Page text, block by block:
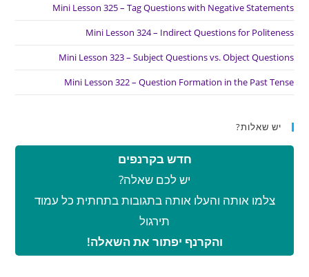
Mini Lesson 325 – Tag Questions with Negative Statements
Mini Lesson 324 – Indirect Questions for Politeness
Mini Lesson 323 – Subject Questions vs. Object Questions
Mini Lesson 322 – Question Formation in the Past Tense
יש שאלות?
חדש בקרנפים
יש לכם שאלה?
צלמו אותה והעלו אותה בתגובות בתחתית כל עמוד
תירגול
והקרנף יפתור את השאלה!